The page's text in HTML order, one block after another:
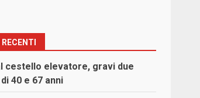
cestello elevatore, gravi due
40 e 67 anni